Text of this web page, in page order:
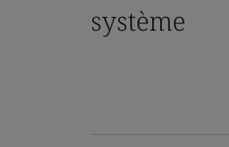
système